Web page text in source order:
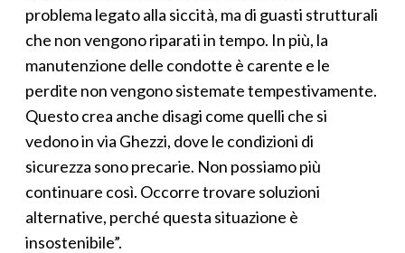
problema legato alla siccità, ma di guasti strutturali
che non vengono riparati in tempo. In più, la
manutenzione delle condotte è carente e le
perdite non vengono sistemate tempestivamente.
Questo crea anche disagi come quelli che si
vedono in via Ghezzi, dove le condizioni di
sicurezza sono precarie. Non possiamo più
continuare così. Occorre trovare soluzioni
alternative, perché questa situazione è
insostenibile”.